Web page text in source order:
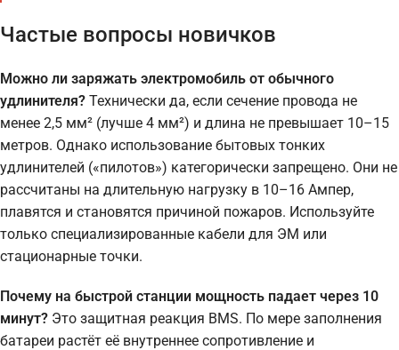
Частые вопросы новичков
Можно ли заряжать электромобиль от обычного
удлинителя? Технически да, если сечение провода не
менее 2,5 мм² (лучше 4 мм²) и длина не превышает 10–15
метров. Однако использование бытовых тонких
удлинителей («пилотов») категорически запрещено. Они не
рассчитаны на длительную нагрузку в 10–16 Ампер,
плавятся и становятся причиной пожаров. Используйте
только специализированные кабели для ЭМ или
стационарные точки.
Почему на быстрой станции мощность падает через 10
минут? Это защитная реакция BMS. По мере заполнения
батареи растёт её внутреннее сопротивление и